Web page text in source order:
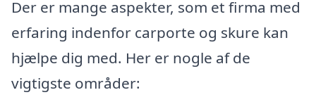
Der er mange aspekter, som et firma med
erfaring indenfor carporte og skure kan
hjælpe dig med. Her er nogle af de
vigtigste områder: